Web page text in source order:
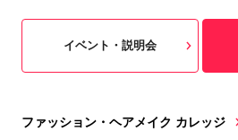
ファッション・ヘアメイク カレッジ
イベント・説明会